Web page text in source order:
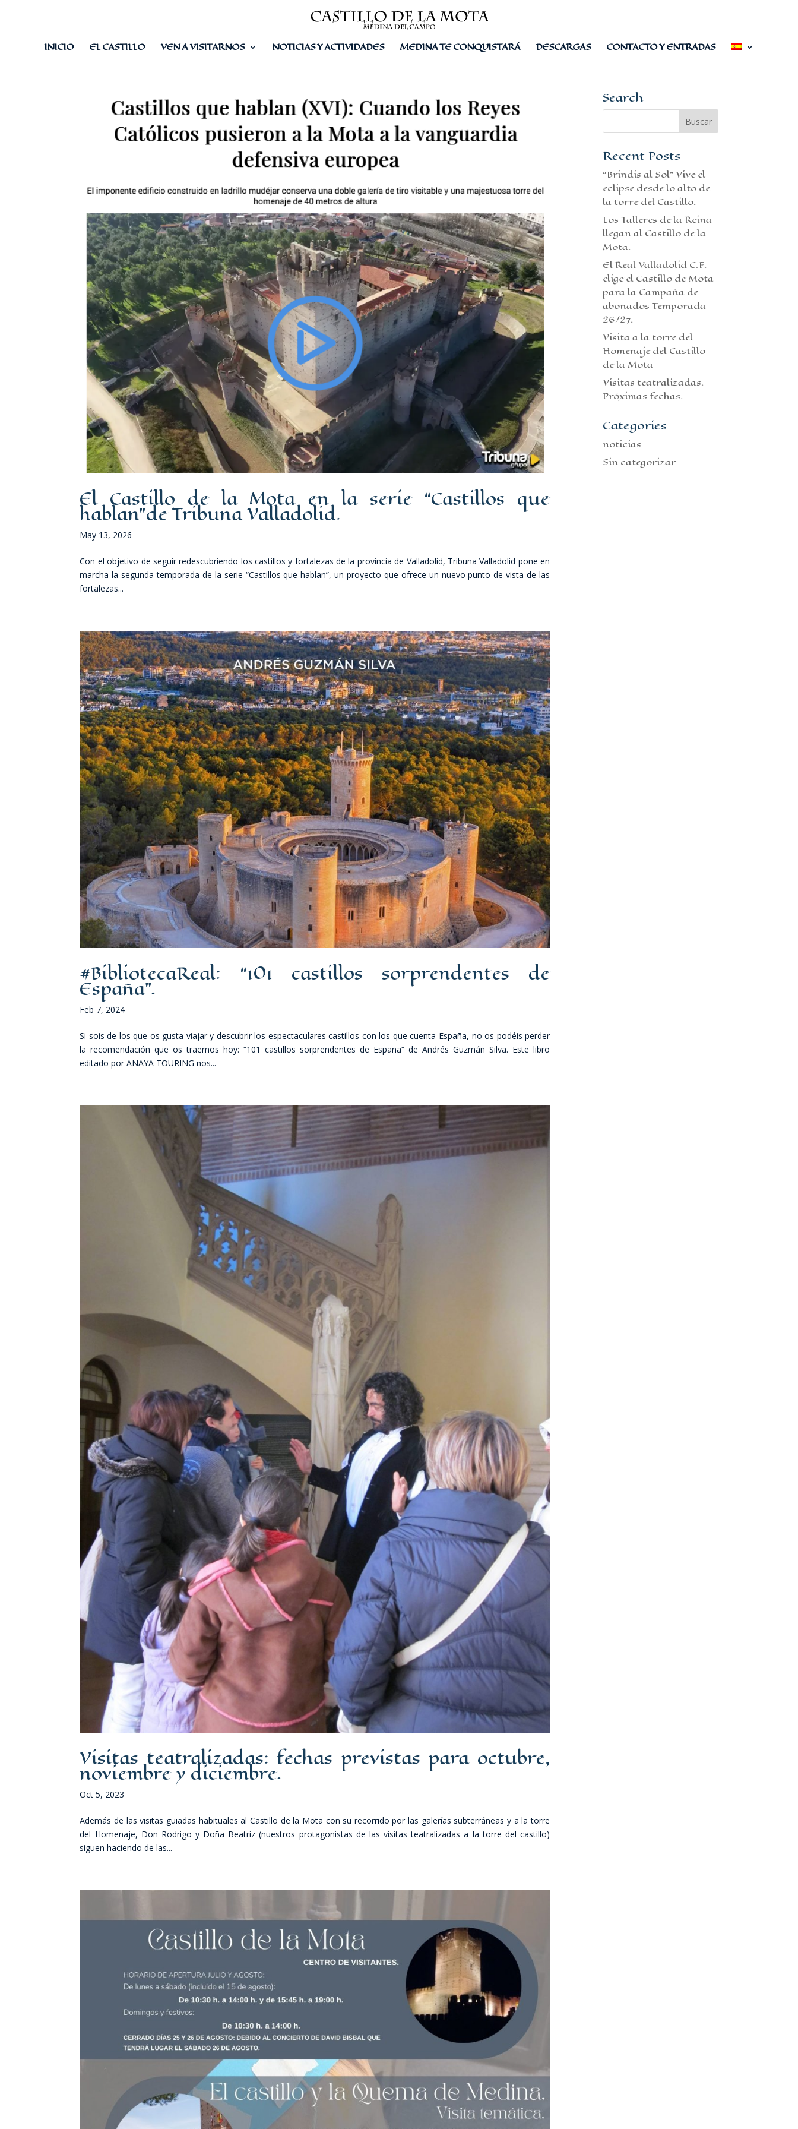
INICIO EL CASTILLO VEN A VISITARNOS NOTICIAS Y ACTIVIDADES MEDINA TE CONQUISTARÁ DESCARGAS CONTACTO Y ENTRADAS
El Castillo de la Mota en la serie “Castillos que
hablan”de Tribuna Valladolid.
May 13, 2026
Con el objetivo de seguir redescubriendo los castillos y fortalezas de la provincia de Valladolid, Tribuna Valladolid pone en
marcha la segunda temporada de la serie “Castillos que hablan”, un proyecto que ofrece un nuevo punto de vista de las
fortalezas...
#BibliotecaReal: “101 castillos sorprendentes de
España”.
Feb 7, 2024
Si sois de los que os gusta viajar y descubrir los espectaculares castillos con los que cuenta España, no os podéis perder
la recomendación que os traemos hoy: “101 castillos sorprendentes de España“ de Andrés Guzmán Silva. Este libro
editado por ANAYA TOURING nos...
Visitas teatralizadas: fechas previstas para octubre,
noviembre y diciembre.
Oct 5, 2023
Además de las visitas guiadas habituales al Castillo de la Mota con su recorrido por las galerías subterráneas y a la torre
del Homenaje, Don Rodrigo y Doña Beatriz (nuestros protagonistas de las visitas teatralizadas a la torre del castillo)
siguen haciendo de las...
Search
Recent Posts
“Brindis al Sol” Vive el
eclipse desde lo alto de
la torre del Castillo.
Los Talleres de la Reina
llegan al Castillo de la
Mota.
El Real Valladolid C.F.
elige el Castillo de Mota
para la Campaña de
abonados Temporada
26/27.
Visita a la torre del
Homenaje del Castillo
de la Mota
Visitas teatralizadas.
Próximas fechas.
Categories
noticias
Sin categorizar